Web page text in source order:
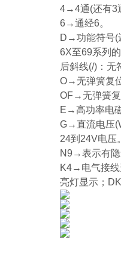
4→4通(还有3
6→通经6。
D→功能符号(
6X至69系列
后斜线(/)：
O→无弹簧复
OF→无弹簧
E→高功率电
G→直流电压
24到24V电压
N9→表示有隐
K4→电气接线
亮灯显示；